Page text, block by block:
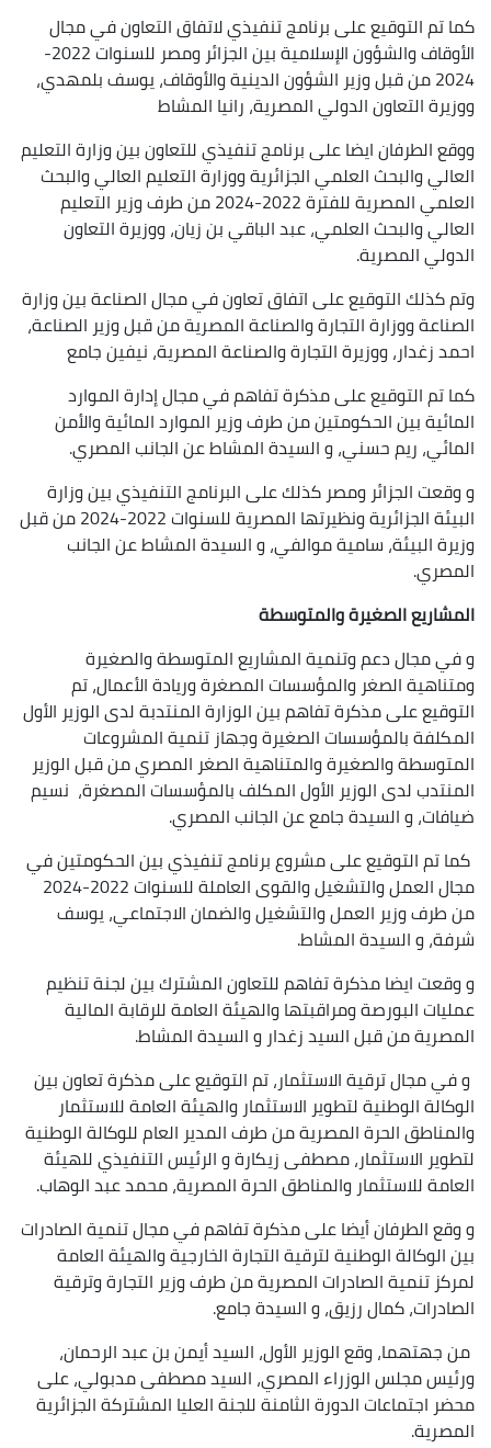
كما تم التوقيع على برنامج تنفيذي لاتفاق التعاون في مجال
الأوقاف والشؤون الإسلامية بين الجزائر ومصر للسنوات 2022-
2024 من قبل وزير الشؤون الدينية والأوقاف، يوسف بلمهدي،
ووزيرة التعاون الدولي المصرية، رانيا المشاط
ووقع الطرفان ايضا على برنامج تنفيذي للتعاون بين وزارة التعليم
العالي والبحث العلمي الجزائرية ووزارة التعليم العالي والبحث
العلمي المصرية للفترة 2022-2024 من طرف وزير التعليم
العالي والبحث العلمي، عبد الباقي بن زيان، ووزيرة التعاون
الدولي المصرية.
وتم كذلك التوقيع على اتفاق تعاون في مجال الصناعة بين وزارة
الصناعة ووزارة التجارة والصناعة المصرية من قبل وزير الصناعة،
احمد زغدار، ووزيرة التجارة والصناعة المصرية، نيفين جامع
كما تم التوقيع على مذكرة تفاهم في مجال إدارة الموارد
المائية بين الحكومتين من طرف وزير الموارد المائية والأمن
المائي، ريم حسني، و السيدة المشاط عن الجانب المصري.
و وقعت الجزائر ومصر كذلك على البرنامج التنفيذي بين وزارة
البيئة الجزائرية ونظيرتها المصرية للسنوات 2022-2024 من قبل
وزيرة البيئة، سامية موالفي، و السيدة المشاط عن الجانب
المصري.
المشاريع الصغيرة والمتوسطة
و في مجال دعم وتنمية المشاريع المتوسطة والصغيرة
ومتناهية الصغر والمؤسسات المصغرة وريادة الأعمال، تم
التوقيع على مذكرة تفاهم بين الوزارة المنتدبة لدى الوزير الأول
المكلفة بالمؤسسات الصغيرة وجهاز تنمية المشروعات
المتوسطة والصغيرة والمتناهية الصغر المصري من قبل الوزير
المنتدب لدى الوزير الأول المكلف بالمؤسسات المصغرة، نسيم
ضيافات، و السيدة جامع عن الجانب المصري.
كما تم التوقيع على مشروع برنامج تنفيذي بين الحكومتين في
مجال العمل والتشغيل والقوى العاملة للسنوات 2022-2024
من طرف وزير العمل والتشغيل والضمان الاجتماعي، يوسف
شرفة، و السيدة المشاط.
و وقعت ايضا مذكرة تفاهم للتعاون المشترك بين لجنة تنظيم
عمليات البورصة ومراقبتها والهيئة العامة للرقابة المالية
المصرية من قبل السيد زغدار و السيدة المشاط.
و في مجال ترقية الاستثمار، تم التوقيع على مذكرة تعاون بين
الوكالة الوطنية لتطوير الاستثمار والهيئة العامة للاستثمار
والمناطق الحرة المصرية من طرف المدير العام للوكالة الوطنية
لتطوير الاستثمار، مصطفى زيكارة و الرئيس التنفيذي للهيئة
العامة للاستثمار والمناطق الحرة المصرية، محمد عبد الوهاب.
و وقع الطرفان أيضا على مذكرة تفاهم في مجال تنمية الصادرات
بين الوكالة الوطنية لترقية التجارة الخارجية والهيئة العامة
لمركز تنمية الصادرات المصرية من طرف وزير التجارة وترقية
الصادرات، كمال رزيق، و السيدة جامع.
من جهتهما، وقع الوزير الأول، السيد أيمن بن عبد الرحمان،
ورئيس مجلس الوزراء المصري، السيد مصطفى مدبولي، على
محضر اجتماعات الدورة الثامنة للجنة العليا المشتركة الجزائرية
المصرية.